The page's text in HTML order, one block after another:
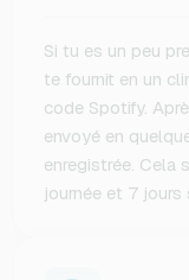
Si tu es un peu
te fournit en un
code Spotify.
envoyé en
enregistrée. Cela
journée et 7 jours